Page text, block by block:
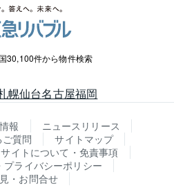
30,100件から物件検索
幌仙台名古屋福岡
報
ニュースリリース
質問
サイトマップ
サイトについて・免責事項
プライバシーポリシー
・お問合せ